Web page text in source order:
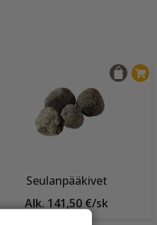
Seulanpääkivet
Alk. 141,50 €/sk